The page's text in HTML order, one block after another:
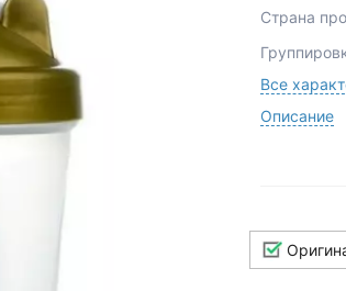
Страна
Все
Описание